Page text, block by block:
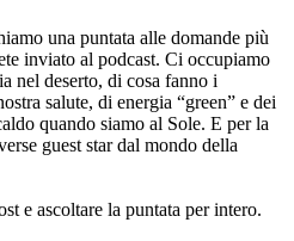
una puntata alle domande più
inviato al podcast. Ci occupiamo
nel deserto, di cosa fanno i
salute, di energia “green” e dei
quando siamo al Sole. E per la
guest star dal mondo della
e ascoltare la puntata per intero.